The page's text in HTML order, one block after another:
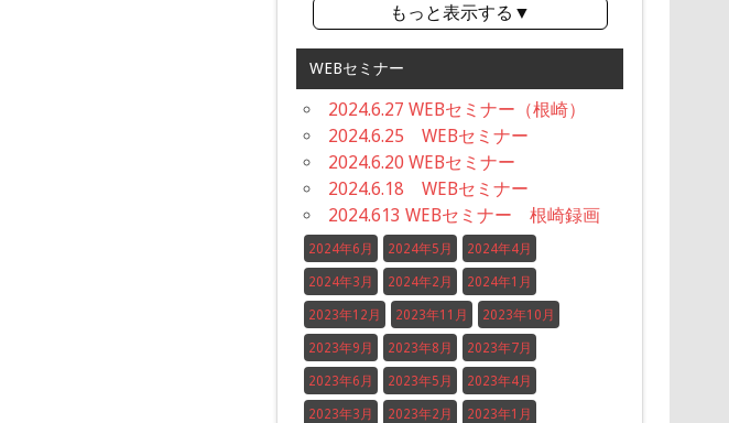
もっと表示する▼
WEBセミナー
2024.6.27 WEBセミナー（根崎）
2024.6.25 WEBセミナー
2024.6.20 WEBセミナー
2024.6.18 WEBセミナー
2024.613 WEBセミナー 根崎録画
2024年6月 2024年5月 2024年4月
2024年3月 2024年2月 2024年1月
2023年12月 2023年11月 2023年10月
2023年9月 2023年8月 2023年7月
2023年6月 2023年5月 2023年4月
2023年3月 2023年2月 2023年1月